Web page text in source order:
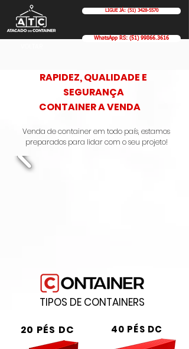
LIGUE JÁ: (51) 3428-5570
WhatsApp RS: (51) 99866.3616
RAPIDEZ, QUALIDADE E
SEGURANÇA
CONTAINER A VENDA
Venda de container em todo país, estamos
preparados para lidar com o seu projeto!
TIPOS DE CONTAINERS
20 PÉS DC 40 PÉS DC